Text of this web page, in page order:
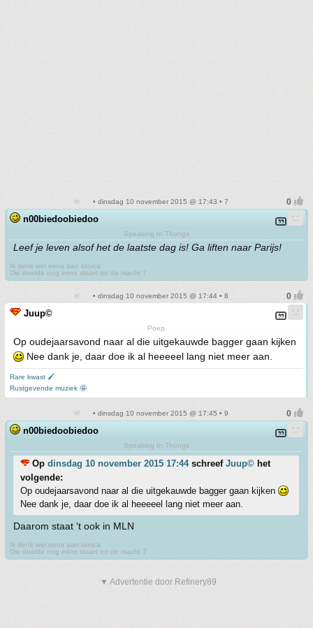
• dinsdag 10 november 2015 @ 17:43 • 7
n00biedoobiedoo
Speaking In Thongs
Leef je leven alsof het de laatste dag is! Ga liften naar Parijs!
Ik denk wel eens aan Ionica
Die deelde nog eens staart tot de macht 7
• dinsdag 10 november 2015 @ 17:44 • 8
Juup©
Poep
Op oudejaarsavond naar al die uitgekauwde bagger gaan kijken
Nee dank je, daar doe ik al heeeeel lang niet meer aan.
Rare kwast 🖌
Rustgevende muziek 🤩
• dinsdag 10 november 2015 @ 17:45 • 9
n00biedoobiedoo
Speaking In Thongs
Op dinsdag 10 november 2015 17:44schreef Juup© het
volgende:
Op oudejaarsavond naar al die uitgekauwde bagger gaan kijken
Nee dank je, daar doe ik al heeeeel lang niet meer aan.
Daarom staat 't ook in MLN
Ik denk wel eens aan Ionica
Die deelde nog eens staart tot de macht 7
▼ Advertentie door Refinery89